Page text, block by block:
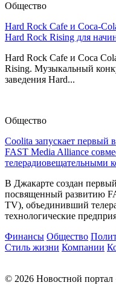
Общество
Hard Rock Cafe и Coca-
Hard Rock Rising для
Hard Rock Cafe и Coca
Rising. Музыкальный
заведения Hard...
Общество
Coolita запускает первый
FAST Media Alliance
телерадиовещательными
В Джакарте создан
посвященный развитию
TV), объединивший
технологические
Финансы Общество
Стиль жизни Компании
© 2026 Новостной портал